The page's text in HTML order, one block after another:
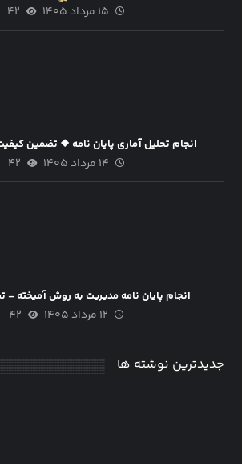
۱۵ مرداد ۱۴۰۵ ۴۲
انجام تحلیل آماری پایان نامه ❖ تضمین
۱۴ مرداد ۱۴۰۵ ۴۲
انجام پایان نامه مدیریت به روش آمیخته
۱۲ مرداد ۱۴۰۵ ۴۲
جدیدترین نوشته ها